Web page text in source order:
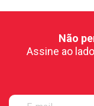
Não
Assine ao